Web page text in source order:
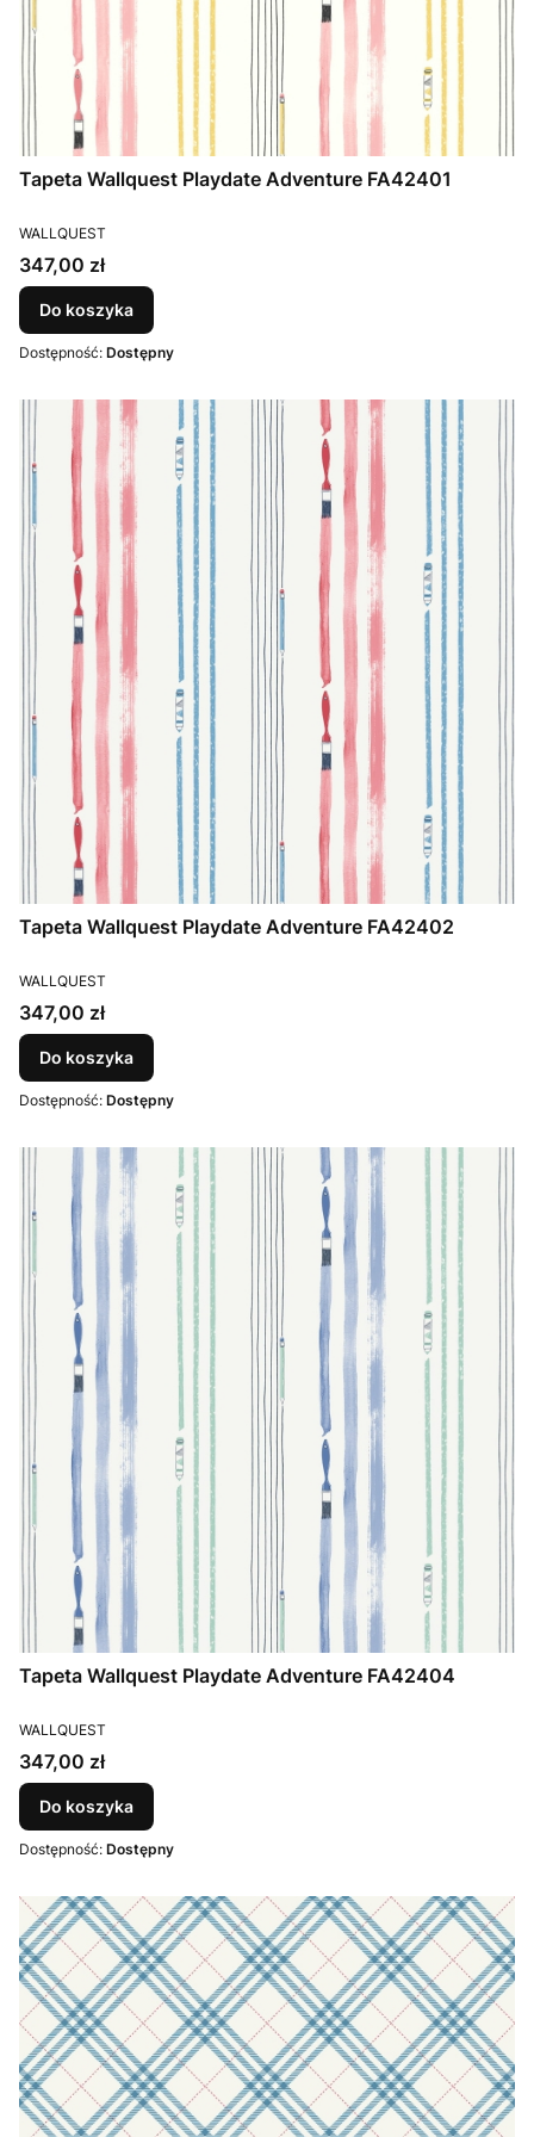
Tapeta Wallquest Playdate Adventure FA42401
PRODUCENT
WALLQUEST
Cena
347,00 zł
Do koszyka
Dostępność: Dostępny
Tapeta Wallquest Playdate Adventure FA42402
PRODUCENT
WALLQUEST
Cena
347,00 zł
Do koszyka
Dostępność: Dostępny
Tapeta Wallquest Playdate Adventure FA42404
PRODUCENT
WALLQUEST
Cena
347,00 zł
Do koszyka
Dostępność: Dostępny